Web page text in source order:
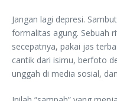
Jangan lagi depresi.
formalitas agung. Sebuah
secepatnya, pakai jas
cantik dari isimu, berfoto
unggah di media sosial,